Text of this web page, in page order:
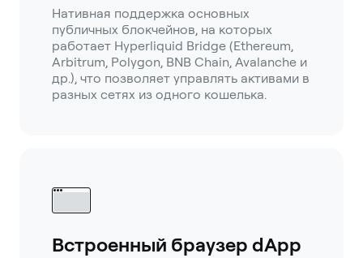
Нативная поддержка основных
публичных блокчейнов, на которых
работает Hyperliquid Bridge (Ethereum,
Arbitrum, Polygon, BNB Chain, Avalanche и
др.), что позволяет управлять активами в
разных сетях из одного кошелька.
Встроенный браузер dApp